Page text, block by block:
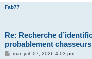
Fab77
Re: Recherche
probablement
Mmar. juil. 07, 2026 4:03 pm